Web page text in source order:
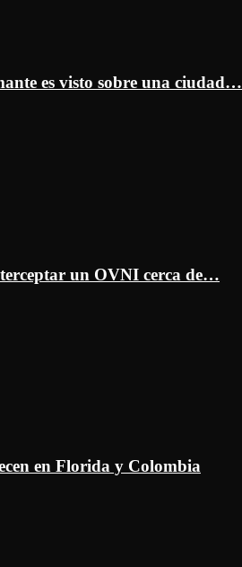
es visto sobre una ciudad…
un OVNI cerca de…
en Florida y Colombia